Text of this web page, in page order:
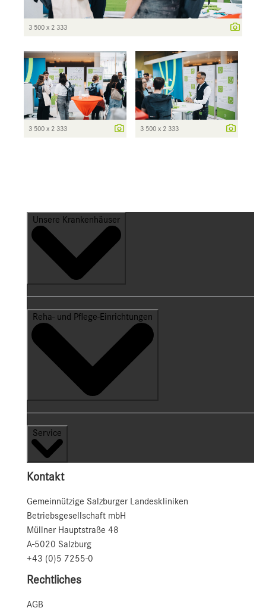
3 500 x 2 333
3 500 x 2 333 3 500 x 2 333
Unsere Krankenhäuser
Reha- und Pflege-Einrichtungen
Service
Kontakt
Gemeinnützige Salzburger Landeskliniken
Betriebsgesellschaft mbH
Müllner Hauptstraße 48
A-5020 Salzburg
+43 (0)5 7255-0
Rechtliches
AGB